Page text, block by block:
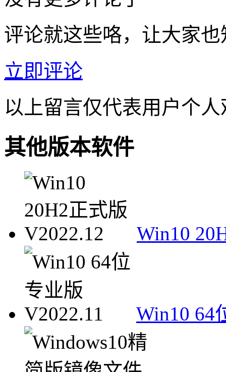
评论就这些咯，让大家
立即评论
以上留言仅代表用户个
其他版本软件
Win10
Win10 64